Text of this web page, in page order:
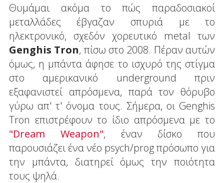
Θυμάμαι ακόμα το πώς παραδοσιακοί
μεταλλάδες έβγαζαν σπυριά με το
ηλεκτρονικό, σχεδόν χορευτικό metal των
Genghis Tron, πίσω στο 2008. Πέραν αυτών
όμως, η μπάντα άφησε το ισχυρό της στίγμα
στο αμερικανικό underground πριν
εξαφανιστεί απρόσμενα, παρά τον θόρυβο
γύρω απ' τ' όνομα τους. Σήμερα, οι Genghis
Tron επιστρέφουν το ίδιο απρόσμενα με το
"Dream Weapon", έναν δίσκο που
παρουσιάζει ένα νέο psych/prog πρόσωπο για
την μπάντα, διατηρεί όμως την ποιότητα
τους ψηλά.